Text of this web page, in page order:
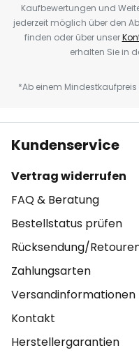
Kaufbewertungen und
jederzeit möglich über den
finden oder über unser
erhalten Sie in
*Ab einem
Kundenservice
Vertrag widerrufen
FAQ & Beratung
Bestellstatus prüfen
Rücksendung/
Zahlungsarten
Versandinformationen
Kontakt
Herstellergarantien